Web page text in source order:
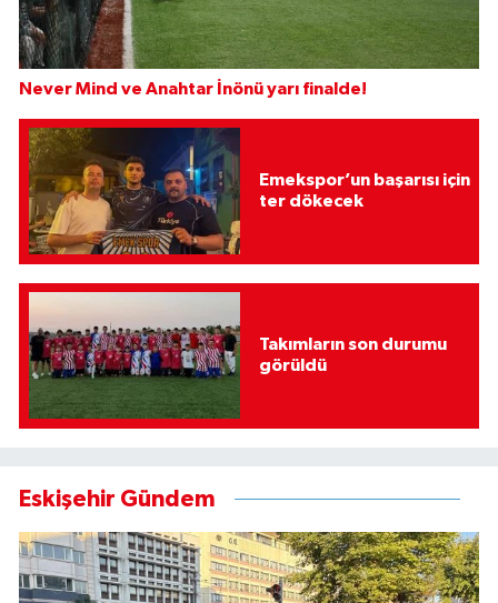
Never Mind ve Anahtar İnönü yarı finalde!
Emekspor’un başarısı için
ter dökecek
Takımların son durumu
görüldü
Eskişehir Gündem